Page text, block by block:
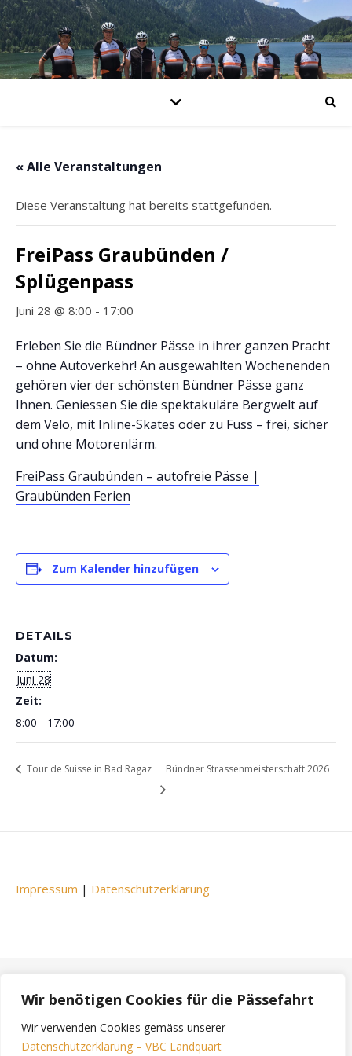
Wir benötigen Cookies für die Pässefahrt
Wir verwenden Cookies gemäss unserer
Datenschutzerklärung – VBC Landquart
« Alle Veranstaltungen
Diese Veranstaltung hat bereits stattgefunden.
FreiPass Graubünden /
Splügenpass
Juni 28 @ 8:00 - 17:00
Erleben Sie die Bündner Pässe in ihrer ganzen Pracht
– ohne Autoverkehr! An ausgewählten Wochenenden
gehören vier der schönsten Bündner Pässe ganz
Ihnen. Geniessen Sie die spektakuläre Bergwelt auf
dem Velo, mit Inline-Skates oder zu Fuss – frei, sicher
und ohne Motorenlärm.
FreiPass Graubünden – autofreie Pässe |
Graubünden Ferien
Zum Kalender hinzufügen
DETAILS
Datum:
Juni 28
Zeit:
8:00 - 17:00
Tour de Suisse in Bad Ragaz Bündner Strassenmeisterschaft 2026
Impressum | Datenschutzerklärung